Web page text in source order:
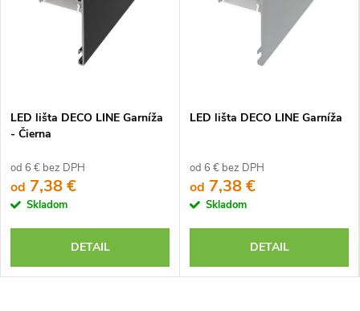
LED lišta DECO LINE Garníža
- Čierna
od 6 € bez DPH
od 7,38 €
Skladom
DETAIL
LED lišta DECO LINE Garníža
od 6 € bez DPH
od 7,38 €
Skladom
DETAIL